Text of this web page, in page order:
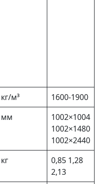
кг/м³
1600-1900
мм
1002×1004
1002×1480
1002×2440
кг
0,85 1,28
2,13